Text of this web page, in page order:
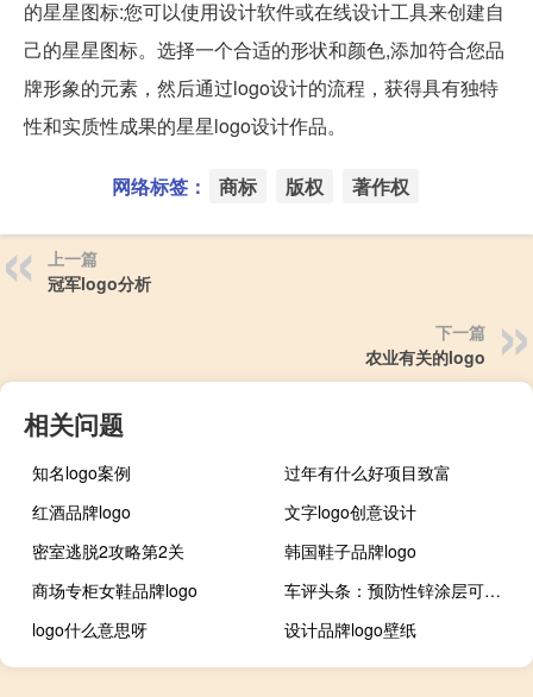
的星星图标:您可以使用设计软件或在线设计工具来创建自
己的星星图标。选择一个合适的形状和颜色,添加符合您品
牌形象的元素，然后通过logo设计的流程，获得具有独特
性和实质性成果的星星logo设计作品。
网络标签： 商标 版权 著作权
上一篇
冠军logo分析
下一篇
农业有关的logo
相关问题
知名logo案例
过年有什么好项目致富
红酒品牌logo
文字logo创意设计
密室逃脱2攻略第2关
韩国鞋子品牌logo
商场专柜女鞋品牌logo
车评头条：预防性锌涂层可能与制动液反应并产生凝胶状物质
logo什么意思呀
设计品牌logo壁纸